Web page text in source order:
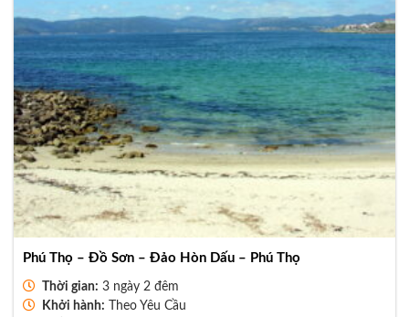
Phú Thọ – Đồ Sơn – Đảo Hòn Dấu – Phú Thọ
Thời gian: 3 ngày 2 đêm
Khởi hành: Theo Yêu Cầu